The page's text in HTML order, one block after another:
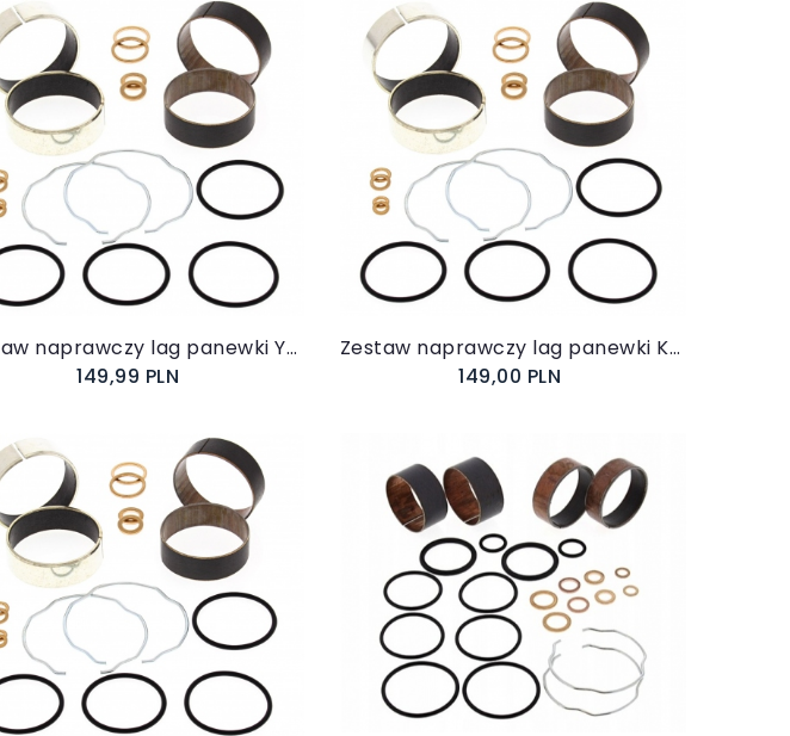
Do koszyka
Zestaw naprawczy lag panewki Yamaha XVZ 1300 Royal Star 38-6085
149,99 PLN
Do koszyka
Zestaw naprawczy lag panewki Kawasaki VN 1700 CLASSIC 2009-2013 38-6085
149,00 PLN
Do koszyka
Do koszyka